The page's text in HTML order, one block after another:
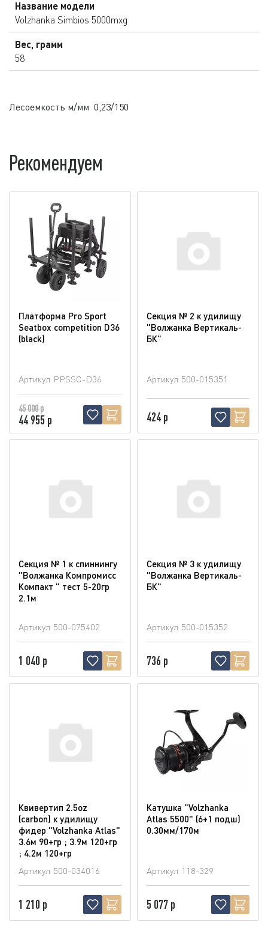
Название модели
Volzhanka Simbios 5000mxg
Вес, грамм
58
Лесоемкость м/мм 0,23/150
Рекомендуем
Платформа Pro Sport
Seatbox competition D36
(blaсk)
Артикул PPSSC-D36
45 000 р
44 955 р
Секция № 2 к удилищу
"Волжанка Вертикаль-
БК"
Артикул 500-015351
424 р
Секция № 1 к спиннингу
"Волжанка Компромисс
Компакт " тест 5-20гр
2.1м
Артикул 500-075402
1 040 р
Секция № 3 к удилищу
"Волжанка Вертикаль-
БК"
Артикул 500-015352
736 р
Квивертип 2.5oz
(carbon) к удилищу
фидер "Volzhanka Atlas"
3.6м 90+гр ; 3.9м 120+гр
; 4.2м 120+гр
Артикул 500-034016
1 210 р
Катушка "Volzhanka
Atlas 5500" (6+1 подш)
0.30мм/170м
Артикул 118-329
5 077 р